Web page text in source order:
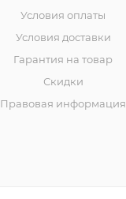
Условия оплаты
Условия доставки
Гарантия на товар
Скидки
Правовая информация